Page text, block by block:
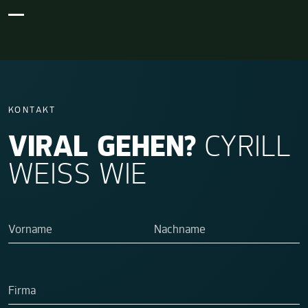
KONTAKT
VIRAL GEHEN? CYRILL
WEISS WIE
Vorname
Nachname
Firma